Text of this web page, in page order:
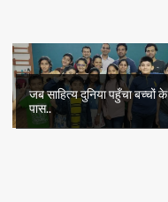
जब साहित्य दुनिया पहुँचा बच्चों के
पास..